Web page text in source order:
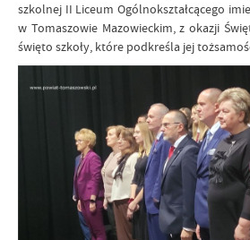
szkolnej II Liceum Ogólnokształcącego
w Tomaszowie Mazowieckim, z okazji
święto szkoły, które podkreśla jej